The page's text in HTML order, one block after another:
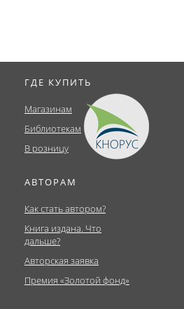
ГДЕ КУПИТЬ
Магазинам
Библиотекам
В розницу
АВТОРАМ
Как стать автором?
Книга издана. Что
дальше?
Авторская заявка
Премия «Золотой фонд»